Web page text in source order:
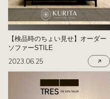
【検品時のちょい見せ】オーダー
ソファーSTILE
2023.06.25